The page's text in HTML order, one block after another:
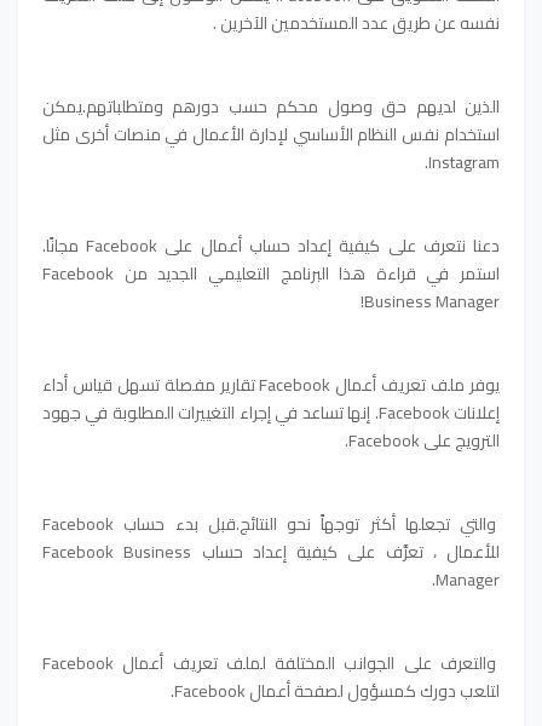
نفسه عن طريق عدد المستخدمين الآخرين .
الذين لديهم حق وصول محكم حسب دورهم ومتطلباتهم.يمكن
استخدام نفس النظام الأساسي لإدارة الأعمال في منصات أخرى مثل
Instagram.
دعنا نتعرف على كيفية إعداد حساب أعمال على Facebook مجانًا.
استمر في قراءة هذا البرنامج التعليمي الجديد من Facebook
Business Manager!
يوفر ملف تعريف أعمال Facebook تقارير مفصلة تسهل قياس أداء
إعلانات Facebook. إنها تساعد في إجراء التغييرات المطلوبة في جهود
الترويج على Facebook.
والتي تجعلها أكثر توجهاً نحو النتائج.قبل بدء حساب Facebook
للأعمال ، تعرَّف على كيفية إعداد حساب Facebook Business
Manager.
والتعرف على الجوانب المختلفة لملف تعريف أعمال Facebook
لتلعب دورك كمسؤول لصفحة أعمال Facebook.